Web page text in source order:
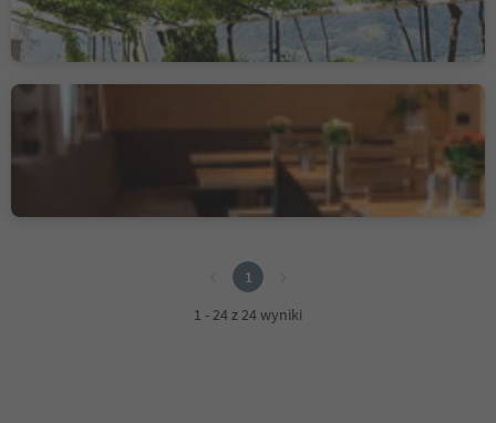
San Vigilio, Al Plan/San Vigilio, Dolomites Region Kronplatz/Plan de Corones
1
1 - 24 z 24 wyniki